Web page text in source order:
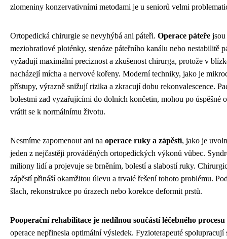
zlomeniny konzervativními metodami je u seniorů velmi
Ortopedická chirurgie se nevyhýbá ani páteři. Operace páteře
meziobratlové ploténky, stenóze páteřního kanálu nebo nestabilitě
vyžadují maximální preciznost a zkušenost chirurga, protože v
nacházejí mícha a nervové kořeny. Moderní techniky, jako je
přístupy, výrazně snižují rizika a zkracují dobu rekonvalescence.
bolestmi zad vyzařujícími do dolních končetin, mohou po úspěšné
vrátit se k normálnímu životu.
Nesmíme zapomenout ani na operace ruky a zápěstí, jako je
jeden z nejčastěji prováděných ortopedických výkonů vůbec.
miliony lidí a projevuje se brněním, bolestí a slabostí ruky.
zápěstí přináší okamžitou úlevu a trvalé řešení tohoto problému.
šlach, rekonstrukce po úrazech nebo korekce deformit prstů.
Pooperační rehabilitace je nedílnou součástí léčebného procesu
operace nepřinesla optimální výsledek. Fyzioterapeuté